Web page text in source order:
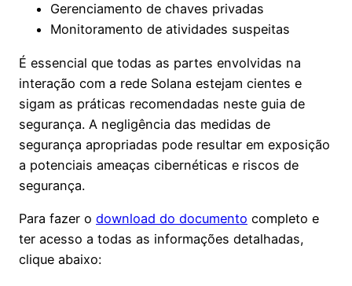
Gerenciamento de chaves privadas
Monitoramento de atividades suspeitas
É essencial que todas as partes envolvidas na
interação com a rede Solana estejam cientes e
sigam as práticas recomendadas neste guia de
segurança. A negligência das medidas de
segurança apropriadas pode resultar em exposição
a potenciais ameaças cibernéticas e riscos de
segurança.
Para fazer o download do documento completo e
ter acesso a todas as informações detalhadas,
clique abaixo: